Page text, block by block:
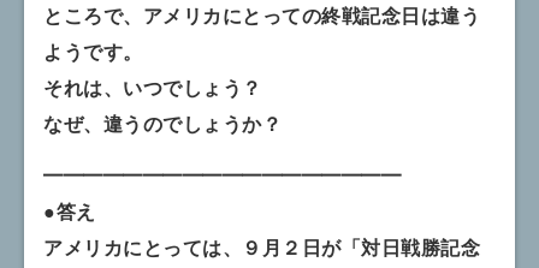
ところで、アメリカにとっての終戦記念日は違う
ようです。
それは、いつでしょう？
なぜ、違うのでしょうか？
━━━━━━━━━━━━━━━━━━
●答え
アメリカにとっては、９月２日が「対日戦勝記念